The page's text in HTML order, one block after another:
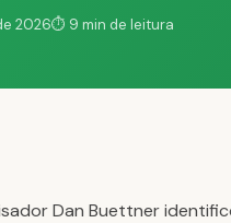
2026⏱️ 9 min de leitura
Dan Buettner